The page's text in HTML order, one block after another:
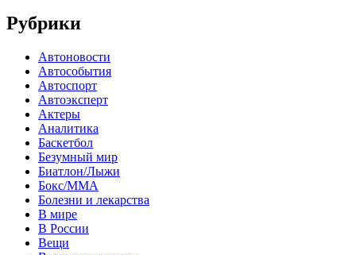
Рубрики
Автоновости
Автособытия
Автоспорт
Автоэксперт
Актеры
Аналитика
Баскетбол
Безумный мир
Биатлон/Лыжи
Бокс/MMA
Болезни и лекарства
В мире
В России
Вещи